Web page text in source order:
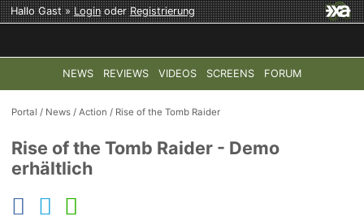
Hallo Gast »LoginoderRegistrierung
NEWS REVIEWS VIDEOS SCREENS FORUM
TOP-THEMEN: COD: MODERN WARFARE 4 HALO:
Portal / News /Action / Rise of the Tomb Raider
Rise of the Tomb Raider - Demo
erhältlich